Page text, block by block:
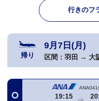
行きのフ
帰り
9月7日(月)
区間： 羽田 → 大
ANA041
19:15